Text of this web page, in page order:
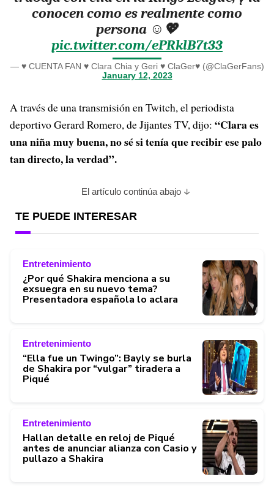
conocen como es realmente como
persona ☺💖
pic.twitter.com/ePRklB7t33
— ♥ CUENTA FAN ♥ Clara Chia y Geri ♥ ClaGer♥ (@ClaGerFans)
January 12, 2023
A través de una transmisión en Twitch, el periodista
deportivo Gerard Romero, de Jijantes TV, dijo: “Clara es
una niña muy buena, no sé si tenía que recibir ese palo
tan directo, la verdad”.
El artículo continúa abajo
TE PUEDE INTERESAR
Entretenimiento
¿Por qué Shakira menciona a su
exsuegra en su nuevo tema?
Presentadora española lo aclara
Entretenimiento
“Ella fue un Twingo”: Bayly se burla
de Shakira por “vulgar” tiradera a
Piqué
Entretenimiento
Hallan detalle en reloj de Piqué
antes de anunciar alianza con Casio y
pullazo a Shakira